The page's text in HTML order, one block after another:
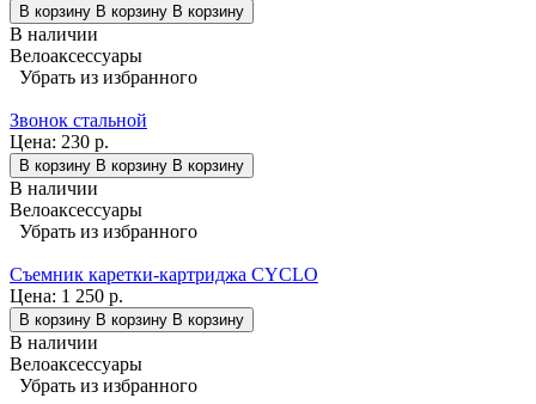
В корзину В корзину В корзину
В наличии
Велоаксессуары
Убрать из избранного
Звонок стальной
Цена: 230 р.
В корзину В корзину В корзину
В наличии
Велоаксессуары
Убрать из избранного
Съемник каретки-картриджа CYCLO
Цена: 1 250 р.
В корзину В корзину В корзину
В наличии
Велоаксессуары
Убрать из избранного